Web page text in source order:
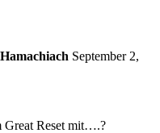
September 2,
Great Reset mit….?